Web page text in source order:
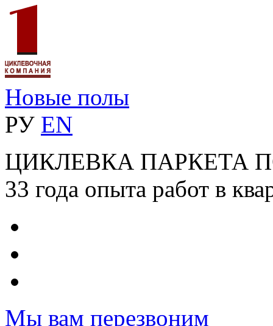
Новые полы
РУ EN
ЦИКЛЕВКА ПАРКЕТА
33 года опыта работ в
Мы вам перезвоним